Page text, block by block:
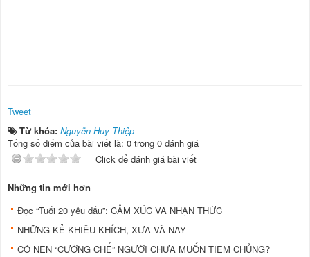
Tweet
Từ khóa: Nguyễn Huy Thiệp
Tổng số điểm của bài viết là: 0 trong 0 đánh giá
Click để đánh giá bài viết
Những tin mới hơn
Đọc “Tuổi 20 yêu dấu”: CẢM XÚC VÀ NHẬN THỨC
NHỮNG KẺ KHIÊU KHÍCH, XƯA VÀ NAY
CÓ NÊN “CƯỠNG CHẾ” NGƯỜI CHƯA MUỐN TIÊM CHỦNG?